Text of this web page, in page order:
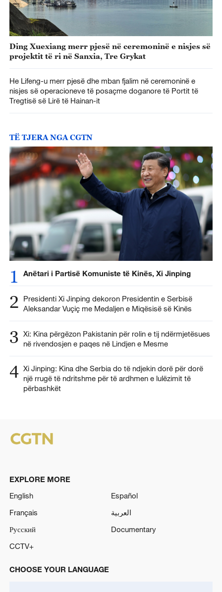
Ding Xuexiang merr pjesë në ceremoninë e nisjes së
projektit të ri në Sanxia, Tre Grykat
He Lifeng-u merr pjesë dhe mban fjalim në ceremoninë e
nisjes së operacioneve të posaçme doganore të Portit të
Tregtisë së Lirë të Hainan-it
TË TJERA NGA CGTN
1 Anëtari i Partisë Komuniste të Kinës, Xi Jinping
2
Presidenti Xi Jinping dekoron Presidentin e Serbisë
Aleksandar Vuçiç me Medaljen e Miqësisë së Kinës
3 Xi: Kina përgëzon Pakistanin për rolin e tij ndërmjetësues
në rivendosjen e paqes në Lindjen e Mesme
4 Xi Jinping: Kina dhe Serbia do të ndjekin dorë për dorë
një rrugë të ndritshme për të ardhmen e lulëzimit të
përbashkët
EXPLORE MORE
English
Español
Français
العربية
Русский
Documentary
CCTV+
CHOOSE YOUR LANGUAGE